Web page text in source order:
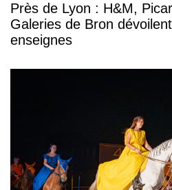
Près de Lyon : H&M,
Galeries de Bron
enseignes